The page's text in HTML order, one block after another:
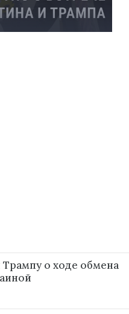
Трампу о ходе обмена